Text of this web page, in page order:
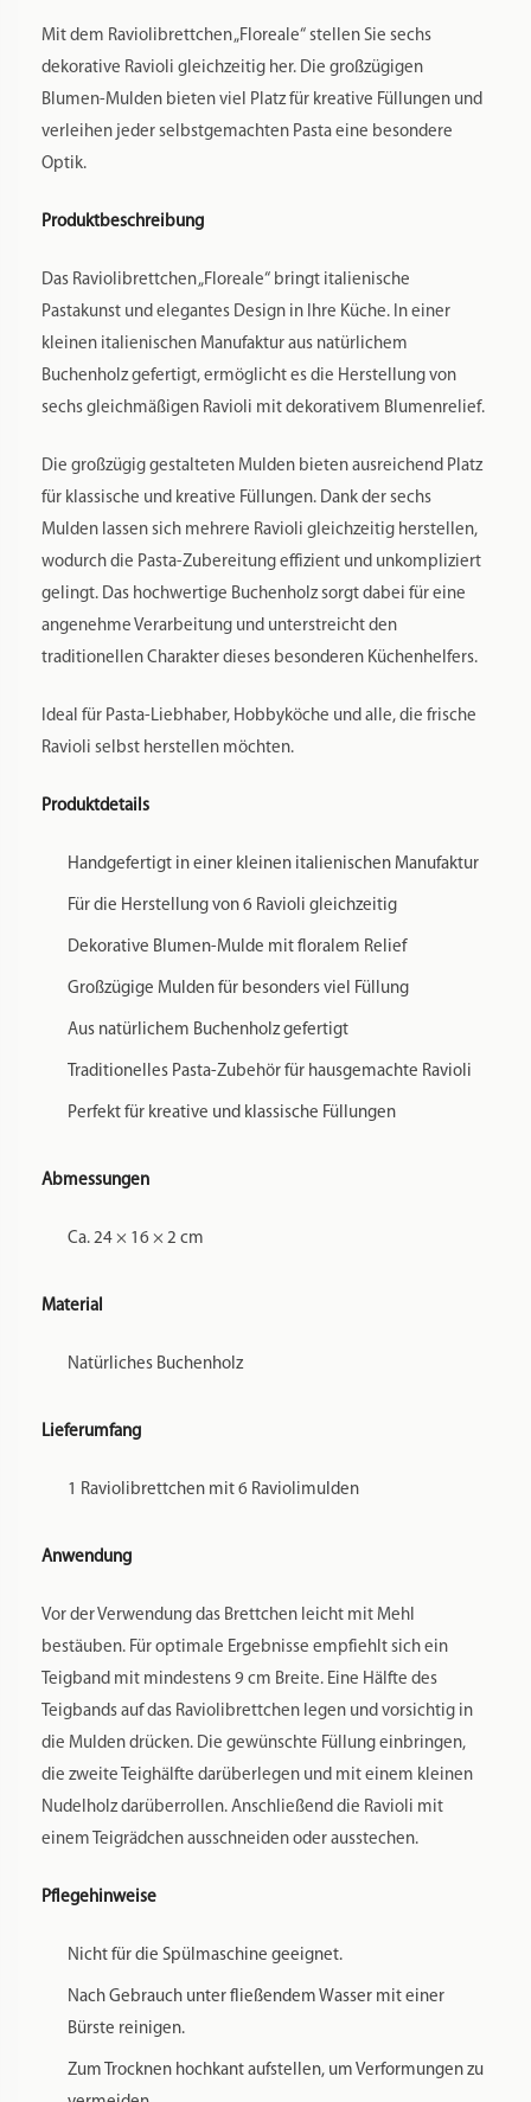
Mit dem Raviolibrettchen „Floreale“ stellen Sie sechs
dekorative Ravioli gleichzeitig her. Die großzügigen
Blumen-Mulden bieten viel Platz für kreative Füllungen und
verleihen jeder selbstgemachten Pasta eine besondere
Optik.
Produktbeschreibung
Das Raviolibrettchen „Floreale“ bringt italienische
Pastakunst und elegantes Design in Ihre Küche. In einer
kleinen italienischen Manufaktur aus natürlichem
Buchenholz gefertigt, ermöglicht es die Herstellung von
sechs gleichmäßigen Ravioli mit dekorativem Blumenrelief.
Die großzügig gestalteten Mulden bieten ausreichend Platz
für klassische und kreative Füllungen. Dank der sechs
Mulden lassen sich mehrere Ravioli gleichzeitig herstellen,
wodurch die Pasta-Zubereitung effizient und unkompliziert
gelingt. Das hochwertige Buchenholz sorgt dabei für eine
angenehme Verarbeitung und unterstreicht den
traditionellen Charakter dieses besonderen Küchenhelfers.
Ideal für Pasta-Liebhaber, Hobbyköche und alle, die frische
Ravioli selbst herstellen möchten.
Produktdetails
Handgefertigt in einer kleinen italienischen Manufaktur
Für die Herstellung von 6 Ravioli gleichzeitig
Dekorative Blumen-Mulde mit floralem Relief
Großzügige Mulden für besonders viel Füllung
Aus natürlichem Buchenholz gefertigt
Traditionelles Pasta-Zubehör für hausgemachte Ravioli
Perfekt für kreative und klassische Füllungen
Abmessungen
Ca. 24 × 16 × 2 cm
Material
Natürliches Buchenholz
Lieferumfang
1 Raviolibrettchen mit 6 Raviolimulden
Anwendung
Vor der Verwendung das Brettchen leicht mit Mehl
bestäuben. Für optimale Ergebnisse empfiehlt sich ein
Teigband mit mindestens 9 cm Breite. Eine Hälfte des
Teigbands auf das Raviolibrettchen legen und vorsichtig in
die Mulden drücken. Die gewünschte Füllung einbringen,
die zweite Teighälfte darüberlegen und mit einem kleinen
Nudelholz darüberrollen. Anschließend die Ravioli mit
einem Teigrädchen ausschneiden oder ausstechen.
Pflegehinweise
Nicht für die Spülmaschine geeignet.
Nach Gebrauch unter fließendem Wasser mit einer
Bürste reinigen.
Zum Trocknen hochkant aufstellen, um Verformungen zu